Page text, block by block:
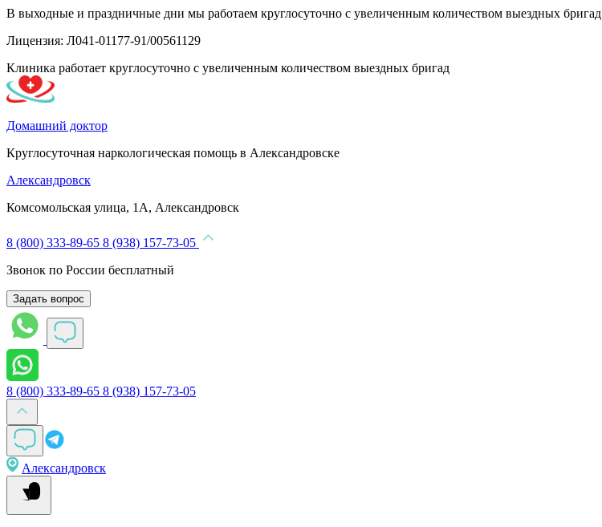
В выходные и праздничные дни мы работаем круглосуточно с увеличенным количеством выездных бригад
Лицензия: Л041-01177-91/00561129
Клиника работает круглосуточно с увеличенным количеством выездных бригад
Домашний доктор
Круглосуточная наркологическая помощь в Александровске
Александровск
Комсомольская улица, 1А, Александровск
8 (800) 333-89-65 8 (938) 157-73-05
Звонок по России бесплатный
Задать вопрос
8 (800) 333-89-65 8 (938) 157-73-05
Александровск